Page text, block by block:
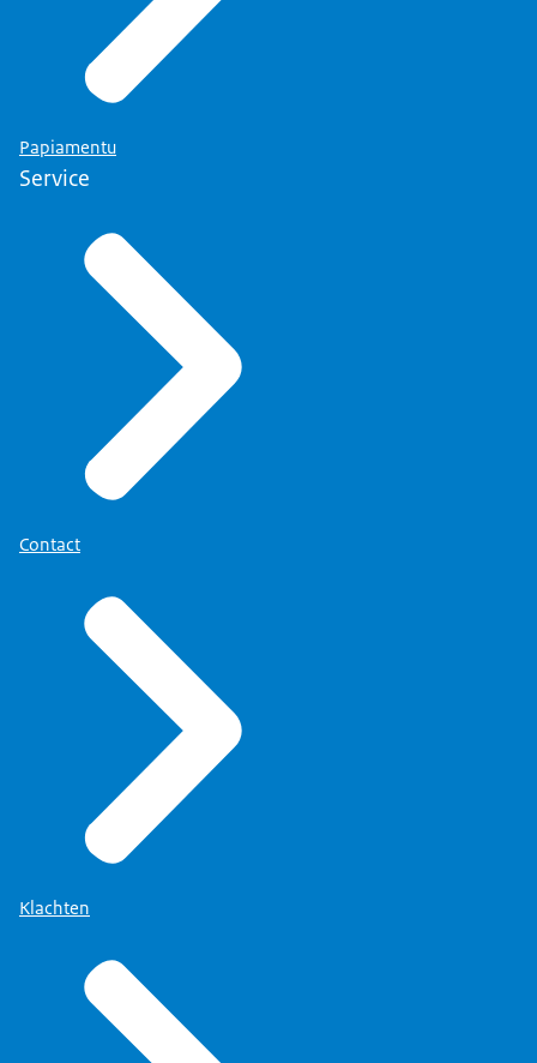
Papiamentu
Service
Contact
Klachten